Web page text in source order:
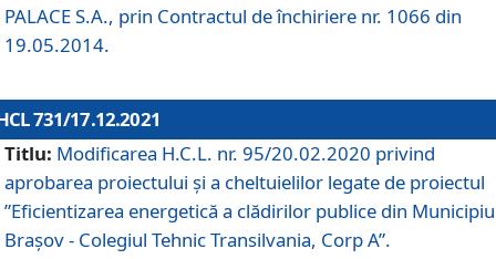
PALACE S.A., prin Contractul de închiriere nr. 1066 din
19.05.2014.
731/17.12.2021
Titlu: Modificarea H.C.L. nr. 95/20.02.2020 privind
aprobarea proiectului și a cheltuielilor legate de proiectul
”Eficientizarea energetică a clădirilor publice din
Brașov - Colegiul Tehnic Transilvania, Corp A”.